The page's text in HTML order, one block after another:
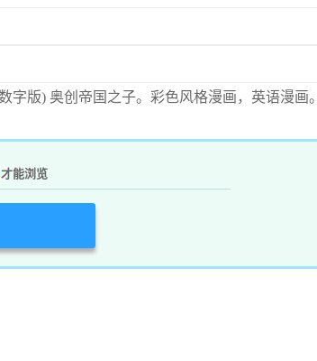
字版) 奥创帝国之子。彩色风格漫画，英语漫画。
才能浏览